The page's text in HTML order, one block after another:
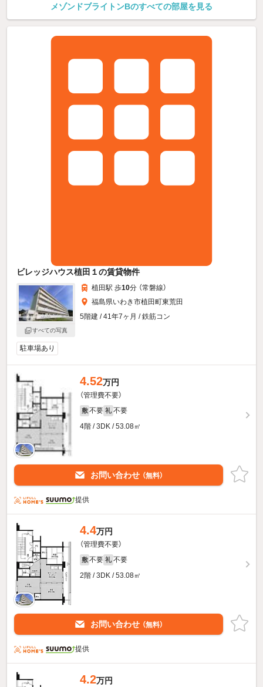
メゾンドブライトンBのすべての部屋を見る
ビレッジハウス植田１の賃貸物件
すべての写真
植田駅 歩10分 （常磐線）
福島県いわき市植田町東荒田
5階建 / 41年7ヶ月 / 鉄筋コン
駐車場あり
4.52万円
（管理費不要）
敷 不要 礼 不要
4階 / 3DK / 53.08㎡
お問い合わせ （無料）
提供
4.4万円
（管理費不要）
敷 不要 礼 不要
2階 / 3DK / 53.08㎡
お問い合わせ （無料）
提供
4.2万円